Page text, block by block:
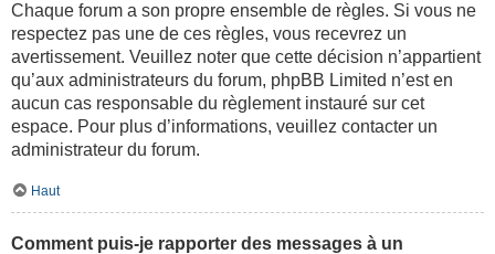
Chaque forum a son propre ensemble de règles. Si vous ne
respectez pas une de ces règles, vous recevrez un
avertissement. Veuillez noter que cette décision n’appartient
qu’aux administrateurs du forum, phpBB Limited n’est en
aucun cas responsable du règlement instauré sur cet
espace. Pour plus d’informations, veuillez contacter un
administrateur du forum.
Haut
Comment puis-je rapporter des messages à un